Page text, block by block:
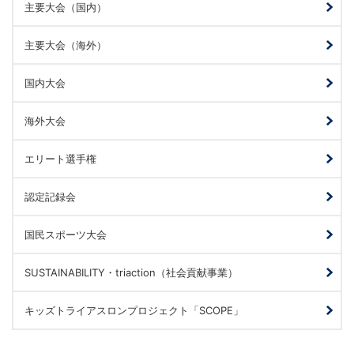
主要大会（国内）
主要大会（海外）
国内大会
海外大会
エリート選手権
認定記録会
国民スポーツ大会
SUSTAINABILITY・triaction（社会貢献事業）
キッズトライアスロンプロジェクト「SCOPE」